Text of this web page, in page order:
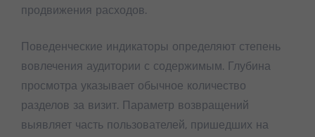
продвижения расходов.
Поведенческие индикаторы определяют степень
вовлечения аудитории с содержимым. Глубина
просмотра указывает обычное количество
разделов за визит. Параметр возвращений
выявляет часть пользователей, пришедших на